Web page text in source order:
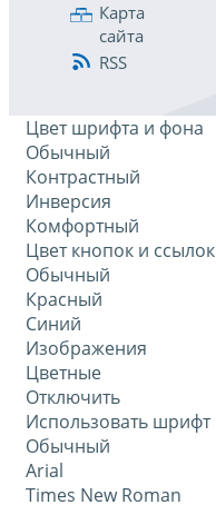
Карта
сайта
RSS
Цвет шрифта и фона
Обычный
Контрастный
Инверсия
Комфортный
Цвет кнопок и ссылок
Обычный
Красный
Синий
Изображения
Цветные
Отключить
Использовать шрифт
Обычный
Arial
Times New Roman